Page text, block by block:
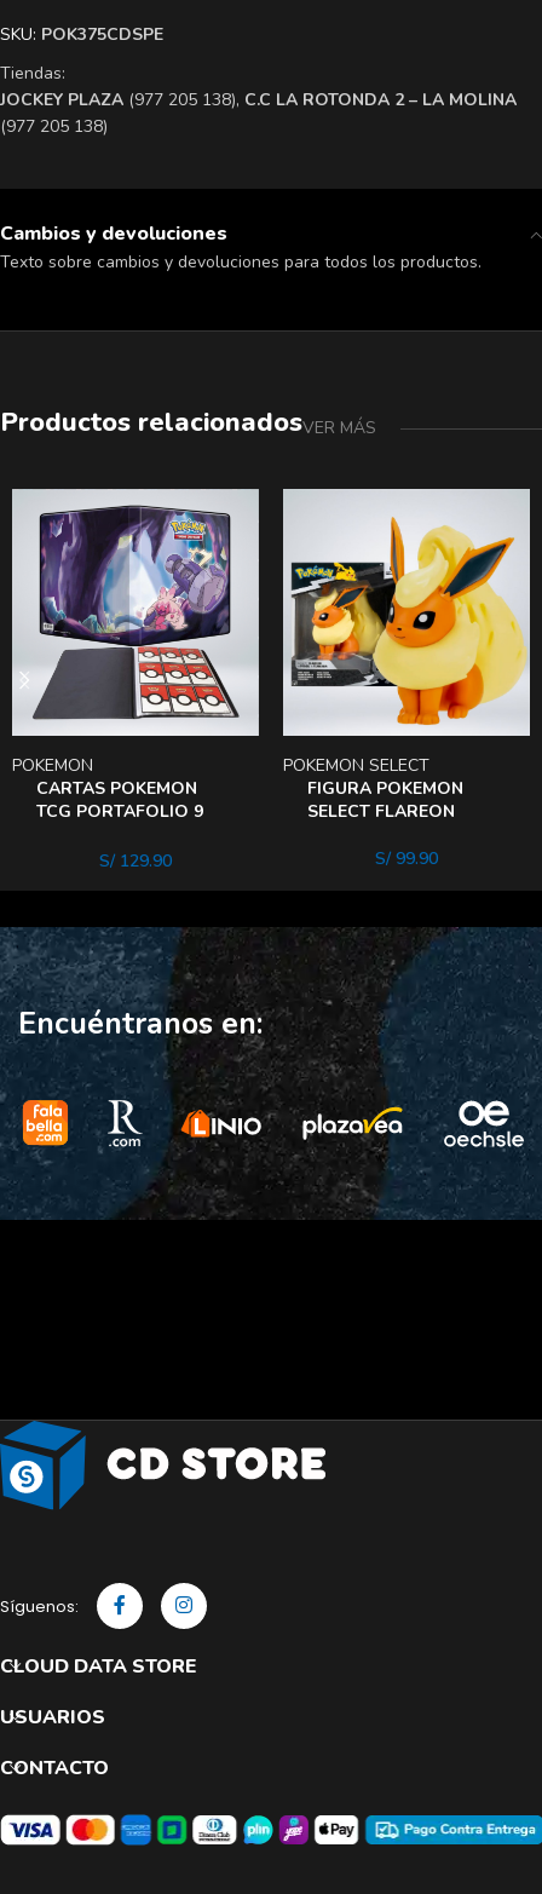
SKU: POK375CDSPE
Tiendas:
​JOCKEY PLAZA (977 205 138), ​C.C LA ROTONDA 2 – LA MOLINA
(977 205 138)
Cambios y devoluciones
Texto sobre cambios y devoluciones para todos los productos.
Productos relacionadosVER MÁS
CARTAS POKEMON
TCG PORTAFOLIO 9
POKEMON
S/129.90
FIGURA POKEMON
SELECT FLAREON
POKEMON SELECT
S/99.90
Encuéntranos en:
Síguenos:
CLOUD DATA STORE
USUARIOS
CONTACTO